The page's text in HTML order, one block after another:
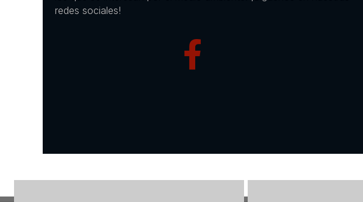
redes sociales!